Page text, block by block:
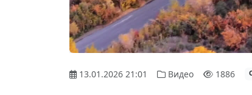
13.01.2026 21:01 Видео 1886